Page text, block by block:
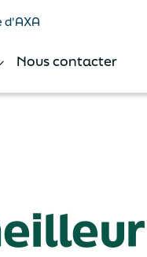
d'AXA
Nous contacter